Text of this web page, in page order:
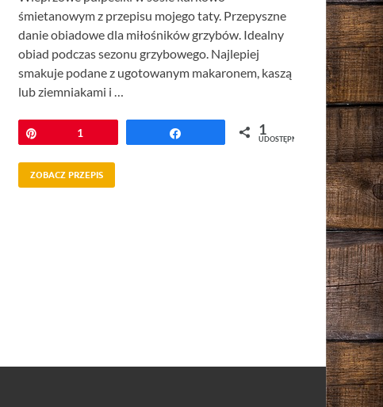
śmietanowym z przepisu mojego taty. Przepyszne
danie obiadowe dla miłośników grzybów. Idealny
obiad podczas sezonu grzybowego. Najlepiej
smakuje podane z ugotowanym makaronem, kaszą
lub ziemniakami i …
Przypnij
1 Udostępnij 1
UDOSTĘPNIEŃ
ZOBACZ PRZEPIS